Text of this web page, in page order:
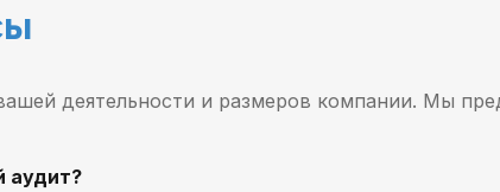
деятельности и размеров компании. Мы
аудит?